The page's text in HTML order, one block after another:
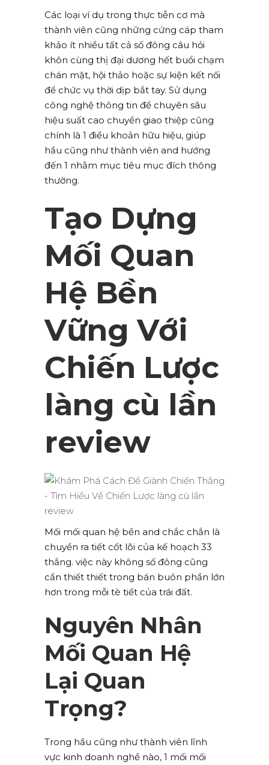
Các loại ví dụ trong thực tiễn cơ mà
thành viên cũng những cứng cáp tham
khảo ít nhiều tất cả số đông câu hỏi
khôn cùng thị đại dương hết buổi chạm
chán mặt, hội thảo hoặc sự kiện kết nối
để chức vụ thời dịp bắt tay. Sử dụng
công nghệ thông tin để chuyên sâu
hiệu suất cao chuyển giao thiệp cũng
chính là 1 điều khoản hữu hiệu, giúp
hầu cũng như thành viên and hướng
đến 1 nhằm mục tiêu mục đích thông
thường.
Tạo Dựng
Mối Quan
Hệ Bền
Vững Với
Chiến Lược
làng cù lần
review
Mối mối quan hệ bền and chắc chắn là
chuyển ra tiết cốt lõi của kế hoạch 33
thắng. việc này không số đông cũng
cần thiết thiết trong bán buôn phần lớn
hơn trong mỗi tè tiết của trái đất.
Nguyên Nhân
Mối Quan Hệ
Lại Quan
Trọng?
Trong hầu cũng như thành viên lĩnh
vực kinh doanh nghề nào, 1 mối mối